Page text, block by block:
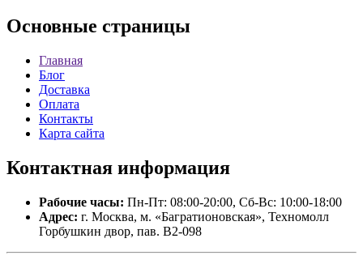
Основные страницы
Главная
Блог
Доставка
Оплата
Контакты
Карта сайта
Контактная информация
Рабочие часы: Пн-Пт: 08:00-20:00, Сб-Вс: 10:00-18:00
Адрес: г. Москва, м. «Багратионовская», Техномолл
Горбушкин двор, пав. B2-098